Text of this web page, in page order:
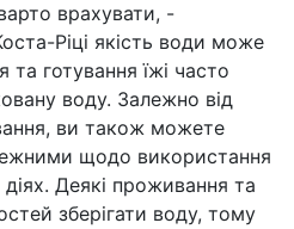
врахувати, -
Ріці якість води може
та готування їжі часто
воду. Залежно від
ви також можете
щодо використання
Деякі проживання та
зберігати воду, тому